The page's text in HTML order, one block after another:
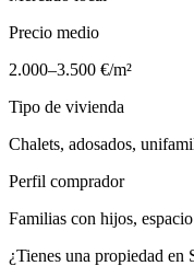
Precio medio
2.000–3.500 €/m²
Tipo de vivienda
Chalets, adosados,
Perfil comprador
Familias con hijos,
¿Tienes una propiedad en